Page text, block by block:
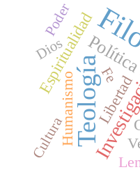
Teología
Espiritualidad
Humanismo Libertad
Dios
Poder
Cultura
Fe